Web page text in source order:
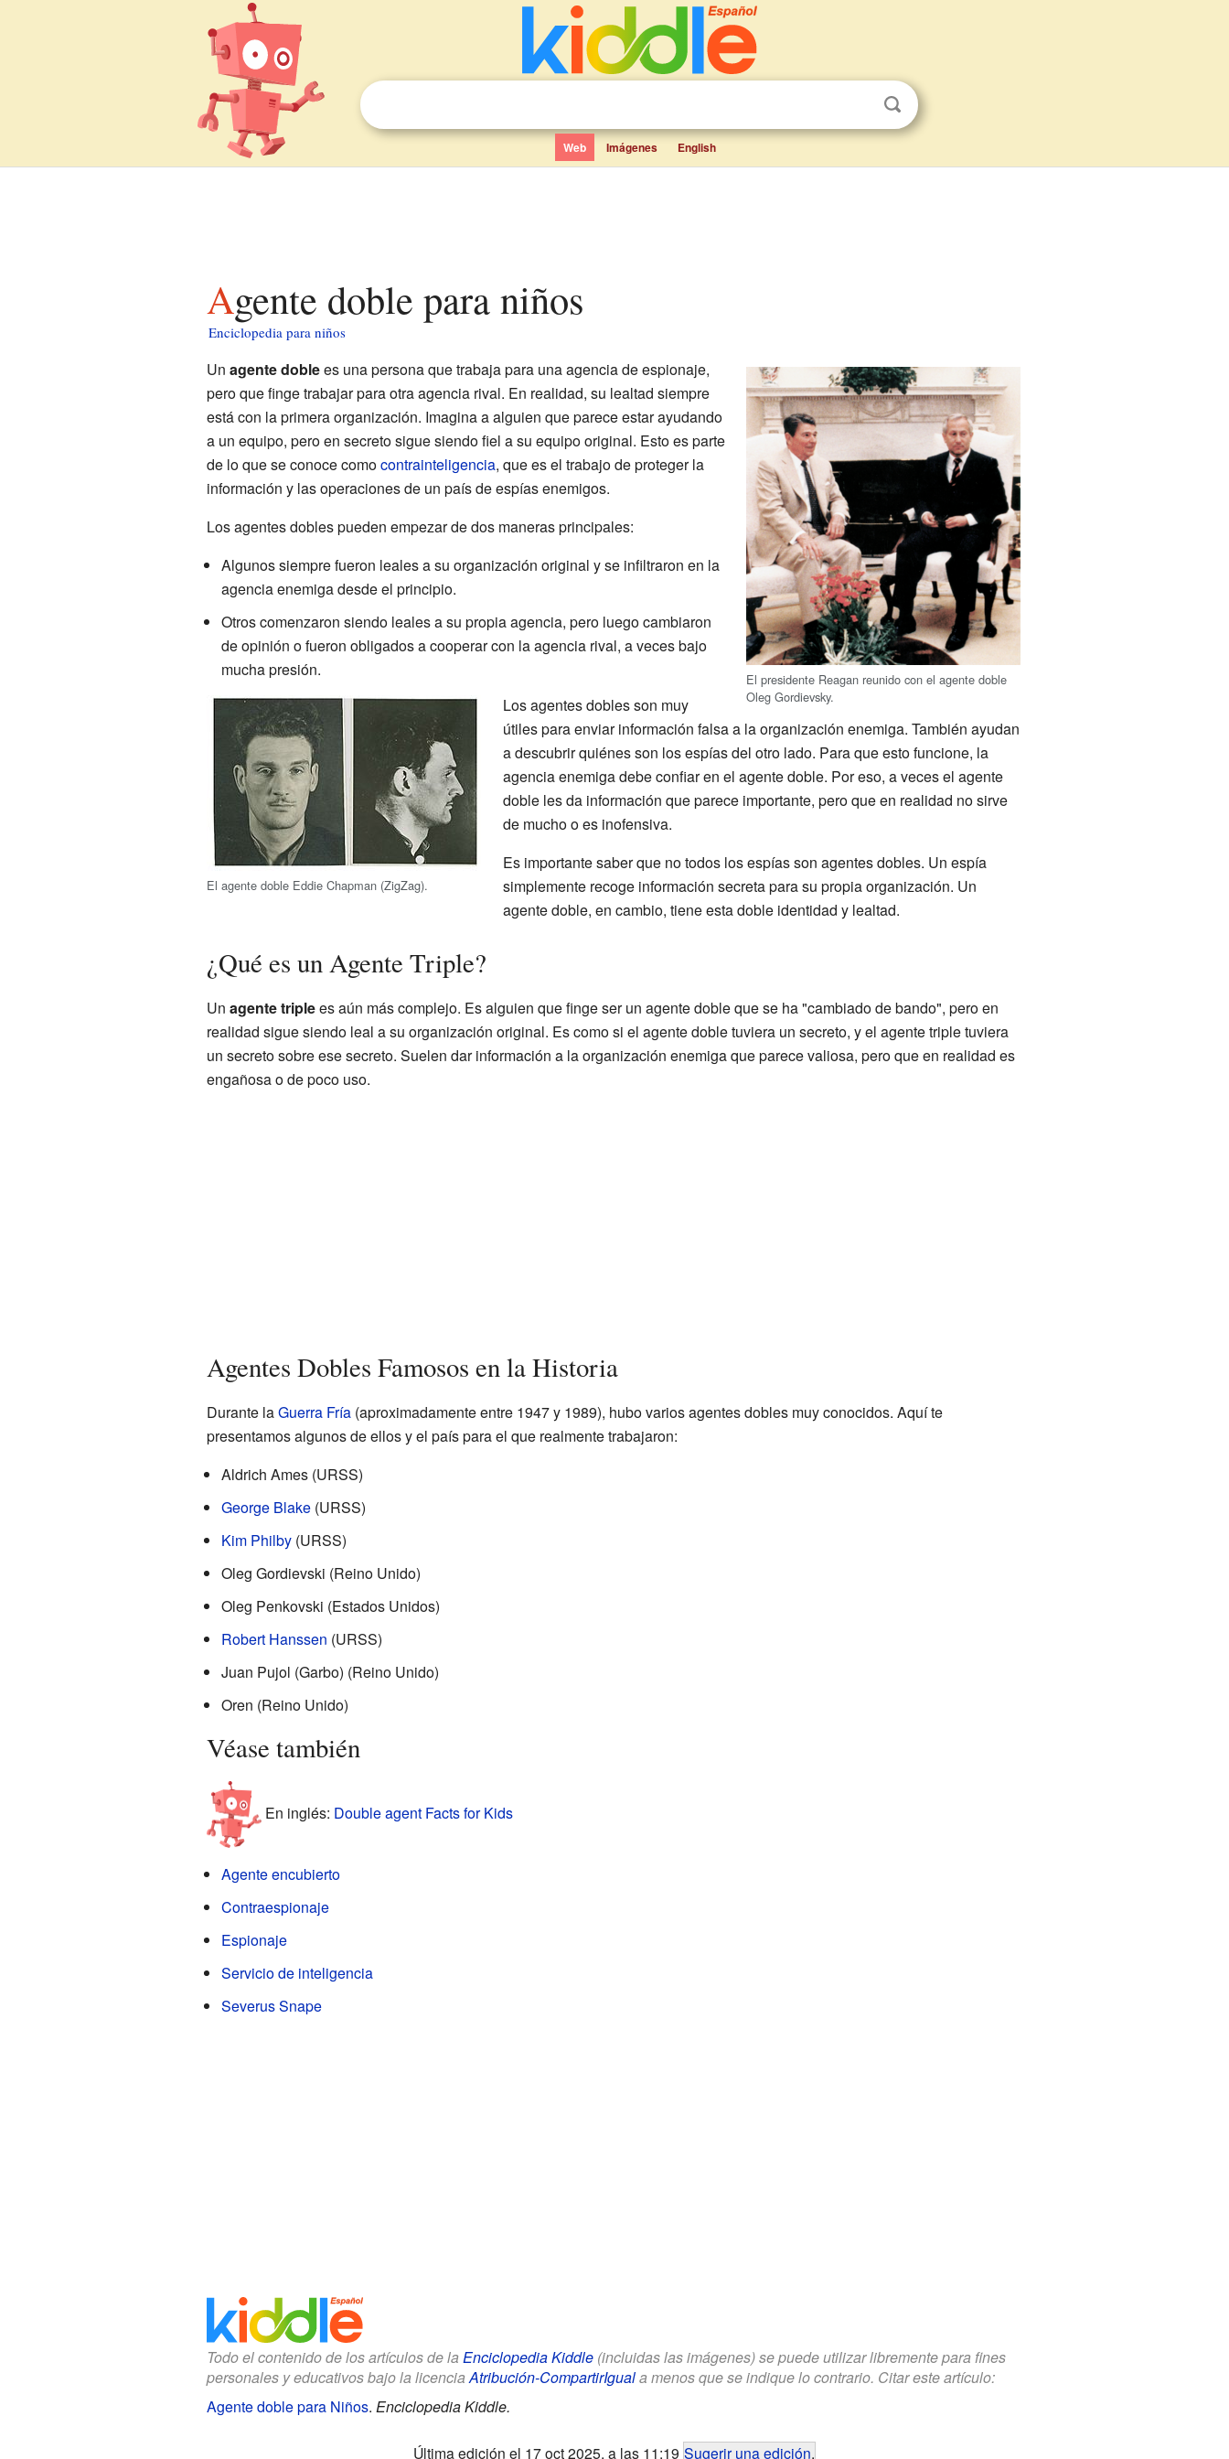
Web Imágenes English
Agente doble para niños
Enciclopedia para niños
El presidente Reagan reunido con el agente doble
Oleg Gordievsky.
Un agente doblees una persona que trabaja para una agencia de espionaje,
pero que finge trabajar para otra agencia rival. En realidad, su lealtad siempre
está con la primera organización. Imagina a alguien que parece estar ayudando
a un equipo, pero en secreto sigue siendo fiel a su equipo original. Esto es parte
de lo que se conoce comocontrainteligencia, que es el trabajo de proteger la
información y las operaciones de un país de espías enemigos.
Los agentes dobles pueden empezar de dos maneras principales:
Algunos siempre fueron leales a su organización original y se infiltraron en la
agencia enemiga desde el principio.
Otros comenzaron siendo leales a su propia agencia, pero luego cambiaron
de opinión o fueron obligados a cooperar con la agencia rival, a veces bajo
mucha presión.
El agente doble Eddie Chapman (ZigZag).
Los agentes dobles son muy
útiles para enviar información falsa a la organización enemiga. También ayudan
a descubrir quiénes son los espías del otro lado. Para que esto funcione, la
agencia enemiga debe confiar en el agente doble. Por eso, a veces el agente
doble les da información que parece importante, pero que en realidad no sirve
de mucho o es inofensiva.
Es importante saber que no todos los espías son agentes dobles. Un espía
simplemente recoge información secreta para su propia organización. Un
agente doble, en cambio, tiene esta doble identidad y lealtad.
¿Qué es un Agente Triple?
Un agente triplees aún más complejo. Es alguien que finge ser un agente doble que se ha "cambiado de bando", pero en
realidad sigue siendo leal a su organización original. Es como si el agente doble tuviera un secreto, y el agente triple tuviera
un secreto sobre ese secreto. Suelen dar información a la organización enemiga que parece valiosa, pero que en realidad es
engañosa o de poco uso.
Agentes Dobles Famosos en la Historia
Durante laGuerra Fría(aproximadamente entre 1947 y 1989), hubo varios agentes dobles muy conocidos. Aquí te
presentamos algunos de ellos y el país para el que realmente trabajaron:
Aldrich Ames (URSS)
George Blake(URSS)
Kim Philby(URSS)
Oleg Gordievski (Reino Unido)
Oleg Penkovski (Estados Unidos)
Robert Hanssen (URSS)
Juan Pujol (Garbo) (Reino Unido)
Oren (Reino Unido)
Véase también
En inglés: Double agent Facts for Kids
Agente encubierto
Contraespionaje
Espionaje
Servicio de inteligencia
Severus Snape
Todo el contenido de los artículos de la Enciclopedia Kiddle(incluidas las imágenes) se puede utilizar libremente para fines
personales y educativos bajo la licenciaAtribución-CompartirIguala menos que se indique lo contrario. Citar este artículo:
Agente doble para Niños. Enciclopedia Kiddle.
Última edición el 17 oct 2025, a las 11:19 Sugerir una edición.